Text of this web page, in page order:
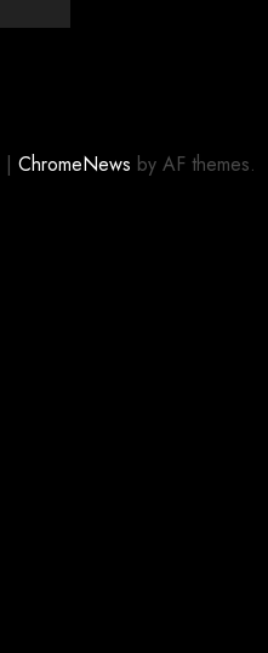
| ChromeNews by AF themes.